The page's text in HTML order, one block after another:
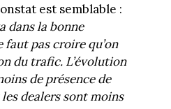
est semblable :
dans la bonne
pas croire qu’on
du trafic. L’évolution
de présence de
dealers sont moins